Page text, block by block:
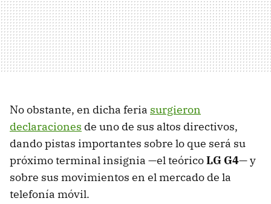
No obstante, en dicha feria surgieron
declaraciones de uno de sus altos directivos,
dando pistas importantes sobre lo que será su
próximo terminal insignia —el teóricoLG G4— y
sobre sus movimientos en el mercado de la
telefonía móvil.